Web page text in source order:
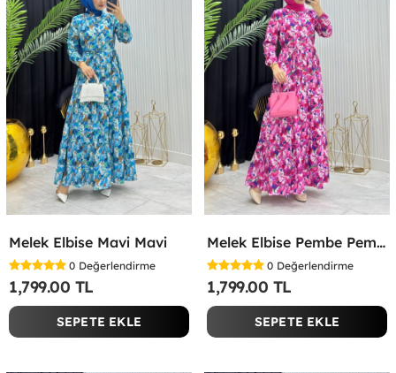
Melek Elbise Mavi Mavi
0 Değerlendirme
1,799.00 TL
SEPETE EKLE
Melek Elbise Pembe Pembe
0 Değerlendirme
1,799.00 TL
SEPETE EKLE